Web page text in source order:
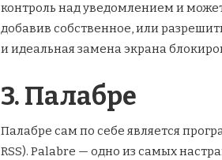
контроль над уведомлением и
добавив собственное, или
и идеальная замена экрана
3. Палабре
Палабре сам по себе является
RSS). Palabre — одно из самых